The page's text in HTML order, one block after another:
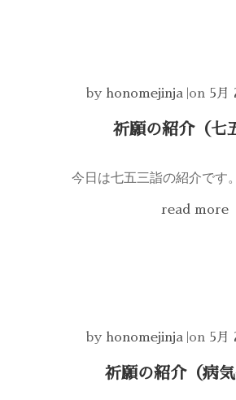
by honomejinja on 5月
祈願の紹介（七
今日は七五三詣の紹介です
read more
by honomejinja on 5月
祈願の紹介（病気